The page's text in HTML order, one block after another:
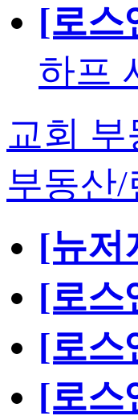
[로스
하프
교회 부
부동산/
[뉴저
[로스
[로스
[로스